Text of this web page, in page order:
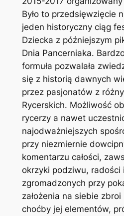
Było to przedsięwzięcie
jeden historyczny ciąg
Dziecka z późniejszym
Dnia Pancerniaka.
formuła pozwalała
się z historią dawnych
przez pasjonatów z
Rycerskich. Możliwość
rycerzy a nawet
najodważniejszych
przy niezmiernie
komentarzu całości,
okrzyki podziwu, radości
zgromadzonych przy
założenia na siebie
choćby jej elementów,